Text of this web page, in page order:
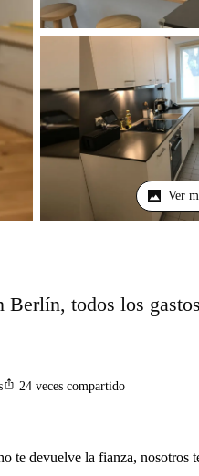
Ver
Berlín, todos los gastos
ios_share 24 veces compartido
te devuelve la fianza, nosotros